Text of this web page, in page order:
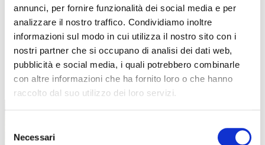
annunci, per fornire funzionalità dei social media e per
analizzare il nostro traffico. Condividiamo inoltre
informazioni sul modo in cui utilizza il nostro sito con i
nostri partner che si occupano di analisi dei dati web,
pubblicità e social media, i quali potrebbero combinarle
con altre informazioni che ha fornito loro o che hanno
raccolto dal suo utilizzo dei loro servizi.
delNecessari
TUTTE LE CATEGORIE DEL MAGAZINE